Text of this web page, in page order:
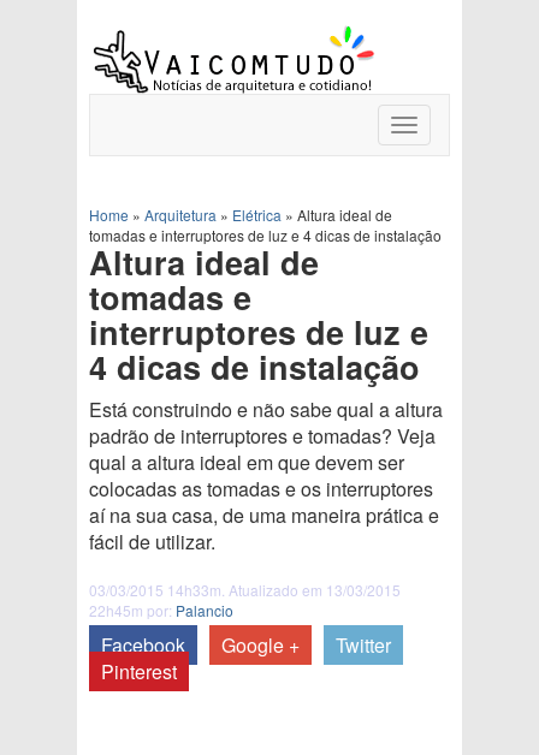
Toggle
navigation
Home » Arquitetura » Elétrica » Altura ideal de
tomadas e interruptores de luz e 4 dicas de instalação
Altura ideal de
tomadas e
interruptores de luz e
4 dicas de instalação
Está construindo e não sabe qual a altura
padrão de interruptores e tomadas? Veja
qual a altura ideal em que devem ser
colocadas as tomadas e os interruptores
aí na sua casa, de uma maneira prática e
fácil de utilizar.
03/03/2015 14h33m. Atualizado em 13/03/2015
22h45m por: Palancio
Facebook Google +
Twitter
Pinterest